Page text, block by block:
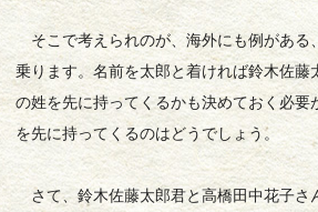
そこで考えられのが、海外にも例がある
乗ります。名前を太郎と着ければ鈴木佐
の姓を先に持ってくるかも決めておく必
を先に持ってくるのはどうでしょう。
さて、鈴木佐藤太郎君と高橋田中花子さ